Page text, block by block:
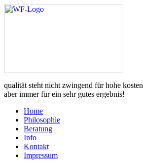
qualität steht nicht zwingend für hohe kosten
aber immer für ein sehr gutes ergebnis!
Home
Philosophie
Beratung
Info
Kontakt
Impressum